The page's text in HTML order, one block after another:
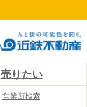
売りたい
営業所検索